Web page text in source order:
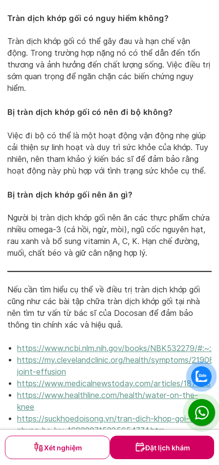
Xét nghiệm Đặt lịch khám
Tràn dịch khớp gối có nguy hiểm không?
Tràn dịch khớp gối có thể gây đau và hạn chế vận
động. Trong trường hợp nặng nó có thể dẫn đến tổn
thương và ảnh hưởng đến chất lượng sống. Việc điều trị
sớm quan trọng để ngăn chặn các biến chứng nguy
hiểm.
Bị tràn dịch khớp gối có nên đi bộ không?
Việc đi bộ có thể là một hoạt động vận động nhẹ giúp
cải thiện sự linh hoạt và duy trì sức khỏe của khớp. Tuy
nhiên, nên tham khảo ý kiến bác sĩ để đảm bảo rằng
hoạt động này phù hợp với tình trạng sức khỏe cụ thể.
Bị tràn dịch khớp gối nên ăn gì?
Người bị tràn dịch khớp gối nên ăn các thực phẩm chứa
nhiều omega-3 (cá hồi, ngừ, mòi), ngũ cốc nguyên hạt,
rau xanh và bổ sung vitamin A, C, K. Hạn chế đường,
muối, chất béo và giữ cân nặng hợp lý.
Nếu cần tìm hiểu cụ thể về điều trị tràn dịch khớp gối
cũng như các bài tập chữa tràn dịch khớp gối tại nhà
nên tìm tư vấn từ bác sĩ của Docosan để đảm bảo
thông tin chính xác và hiệu quả.
https://www.ncbi.nlm.nih.gov/books/NBK532279/
https://my.clevelandclinic.org/health/symptoms/21908-
joint-effusion
https://www.medicalnewstoday.com/articles/187908
https://www.healthline.com/health/water-on-the-
knee
https://suckhoedoisong.vn/tran-dich-khop-goi-va-
nhung-he-luy-169220715235654774.htm